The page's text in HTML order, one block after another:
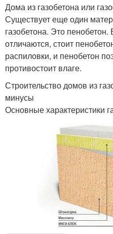
Дома из газобетона или
Существует еще один
газобетона. Это
отличаются, стоит
распиловки, и пенобетон
противостоит влаге.
Строительство домов из
минусы
Основные характеристики